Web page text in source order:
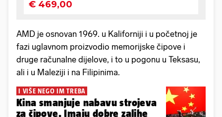
AMD je osnovan 1969. u Kaliforniji i u početnoj je
fazi uglavnom proizvodio memorijske čipove i
druge računalne dijelove, i to u pogonu u Teksasu,
ali i u Maleziji i na Filipinima.
I VIŠE NEGO IM TREBA
Kina smanjuje nabavu strojeva
za čipove. Imaju dobre zalihe